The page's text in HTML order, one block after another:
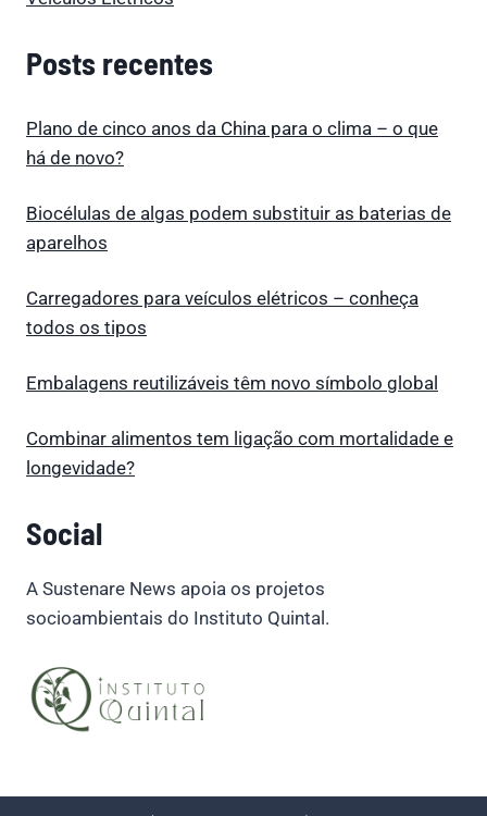
Posts recentes
Plano de cinco anos da China para o clima – o que
há de novo?
Biocélulas de algas podem substituir as baterias de
aparelhos
Carregadores para veículos elétricos – conheça
todos os tipos
Embalagens reutilizáveis têm novo símbolo global
Combinar alimentos tem ligação com mortalidade e
longevidade?
Social
A Sustenare News apoia os projetos
socioambientais do Instituto Quintal.